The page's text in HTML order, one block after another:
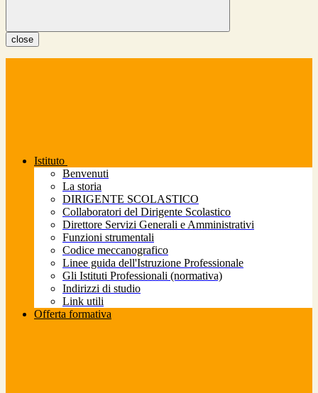
close
Istituto
Benvenuti
La storia
DIRIGENTE SCOLASTICO
Collaboratori del Dirigente Scolastico
Direttore Servizi Generali e Amministrativi
Funzioni strumentali
Codice meccanografico
Linee guida dell'Istruzione Professionale
Gli Istituti Professionali (normativa)
Indirizzi di studio
Link utili
Offerta formativa